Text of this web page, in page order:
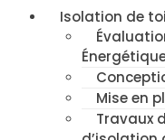
Isolation de
Mise en
Travaux